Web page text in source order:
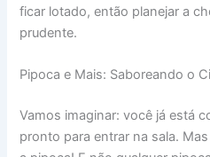
ficar lotado, então planejar a
prudente.
Pipoca e Mais: Saboreando o
Vamos imaginar: você já está
pronto para entrar na sala.